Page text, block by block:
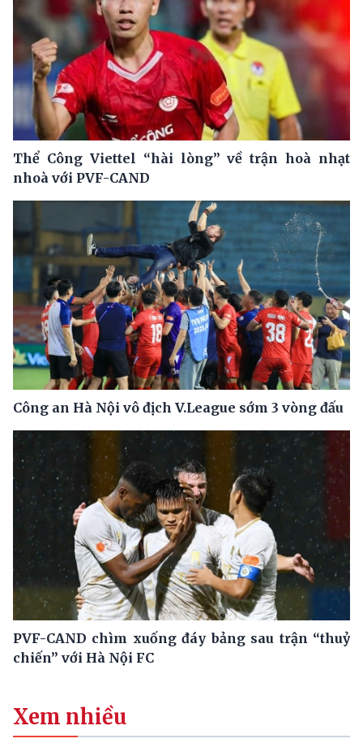
Thể Công Viettel “hài lòng” về trận hoà nhạt
nhoà với PVF-CAND
Công an Hà Nội vô địch V.League sớm 3 vòng đấu
PVF-CAND chìm xuống đáy bảng sau trận “thuỷ
chiến” với Hà Nội FC
Xem nhiều